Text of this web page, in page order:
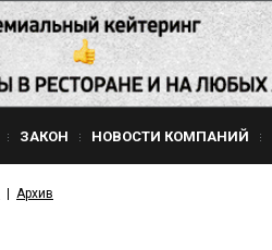
ЗАКОН НОВОСТИ КОМПАНИЙ
Архив